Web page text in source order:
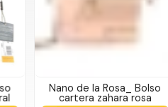
Nano de la Rosa_ Bolso
cartera zahara rosa